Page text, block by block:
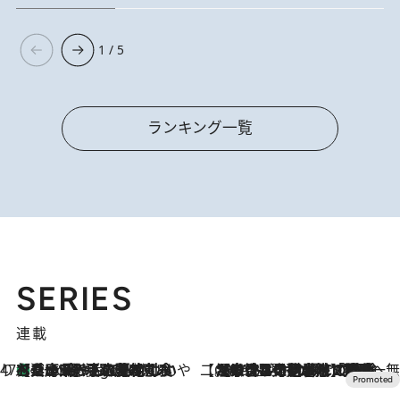
1 / 5
ランキング一覧
SERIES
連載
47都道府県の手みやげ ひんやりスイーツで夏を満喫
2 Hours Ago
【兵庫県】この夏絶対食べたい 冷やしておいしいおやつ3選 淡路島の恵みをジェラートに集約 【CREA×星野リゾート】唯一無二。癒しと発見が待つ場所へ
2026.8.7
【トンボの足水浴】ヒノキの香りに包まれて涼感マックス！約13℃の湧水かけ流しを避暑地「星野温泉 トンボの湯」で体験